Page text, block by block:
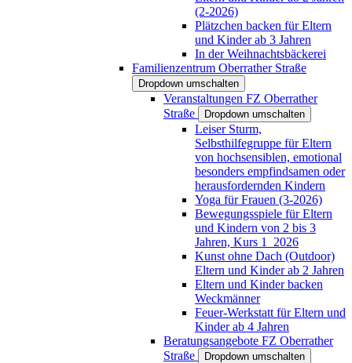
(2-2026)
Plätzchen backen für Eltern
und Kinder ab 3 Jahren
In der Weihnachtsbäckerei
Familienzentrum Oberrather Straße
Dropdown umschalten
Veranstaltungen FZ Oberrather
Straße
Dropdown umschalten
Leiser Sturm,
Selbsthilfegruppe für Eltern
von hochsensiblen, emotional
besonders empfindsamen oder
herausfordernden Kindern
Yoga für Frauen (3-2026)
Bewegungsspiele für Eltern
und Kindern von 2 bis 3
Jahren, Kurs 1_2026
Kunst ohne Dach (Outdoor)
Eltern und Kinder ab 2 Jahren
Eltern und Kinder backen
Weckmänner
Feuer-Werkstatt für Eltern und
Kinder ab 4 Jahren
Beratungsangebote FZ Oberrather
Straße
Dropdown umschalten